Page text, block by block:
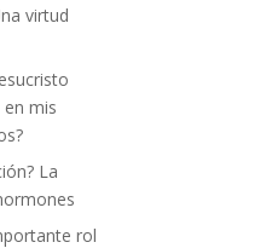
virtud
mis
La
rol